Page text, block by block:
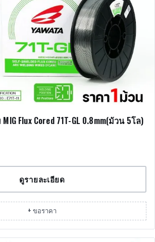
Flux Cored 71T-GL 0.8mm(ม้วน 5โล)
ดูรายละเอียด
+ ขอราคา